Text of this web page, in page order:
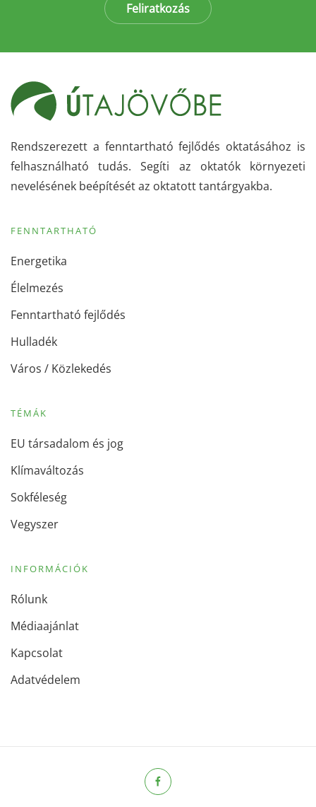
Feliratkozás
Rendszerezett a fenntartható fejlődés oktatásához is
felhasználható tudás. Segíti az oktatók környezeti
nevelésének beépítését az oktatott tantárgyakba.
FENNTARTHATÓ
Energetika
Élelmezés
Fenntartható fejlődés
Hulladék
Város / Közlekedés
TÉMÁK
EU társadalom és jog
Klímaváltozás
Sokféleség
Vegyszer
INFORMÁCIÓK
Rólunk
Médiaajánlat
Kapcsolat
Adatvédelem